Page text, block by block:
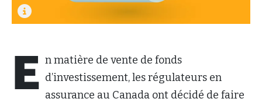
E n matière de vente de fonds
d’investissement, les régulateurs en
assurance au Canada ont décidé de faire